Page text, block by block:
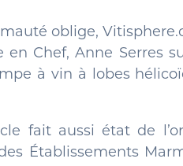
oblige,
en Chef, Anne Serres
à vin à lobes
fait aussi état de
Établissements